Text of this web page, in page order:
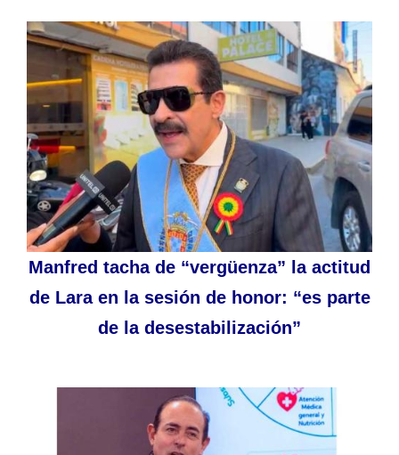
Manfred tacha de “vergüenza” la actitud
de Lara en la sesión de honor: “es parte
de la desestabilización”